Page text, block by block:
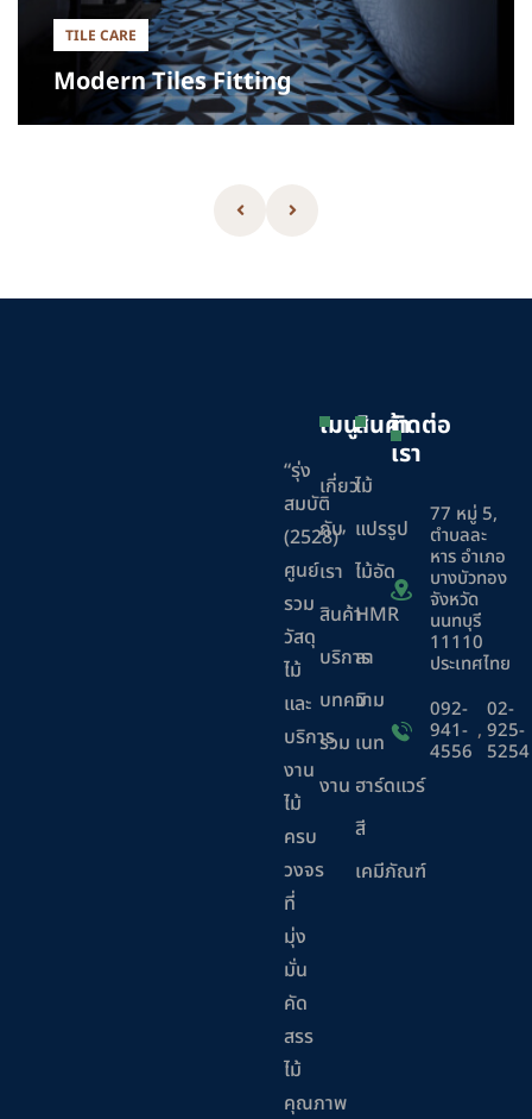
TILE CARE
Modern Tiles Fitting
“รุ่ง
สมบัติ
(2528)”
ศูนย์
รวม
วัสดุ
ไม้
และ
บริการ
งาน
ไม้
ครบ
วงจร
ที่
มุ่ง
มั่น
คัด
สรร
ไม้
คุณภาพ
เมนู
เกี่ยว
กับ
เรา
สินค้า
บริการ
บทความ
ร่วม
งาน
สินค้า
ไม้
แปรรูป
ไม้อัด
HMR
ลา
มิ
เนท
ฮาร์ดแวร์
สี
เคมีภัณฑ์
ติดต่อ
เรา
77 หมู่ 5,
ตำบลละ
หาร อำเภอ
บางบัวทอง
จังหวัด
นนทบุรี
11110
ประเทศไทย
092-
941-
4556
,
02-
925-
5254